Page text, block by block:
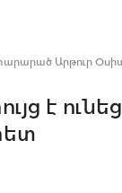
Արթուր
է